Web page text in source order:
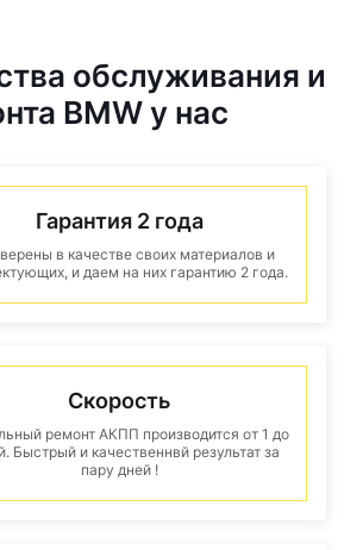
обслуживания и
BMW у нас
Гарантия 2 года
в качестве своих материалов и
и даем на них гарантию 2 года.
Скорость
ремонт АКПП производится от 1 до
Быстрый и качественнвй результат за
пару дней !